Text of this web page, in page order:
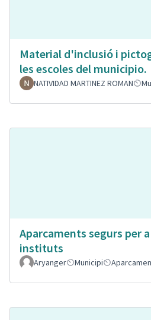
Material d'inclusió i
les escoles del municipio.
NATIVIDAD MARTINEZ ROMAN
Aparcaments segurs per
instituts
Aryanger Municipi